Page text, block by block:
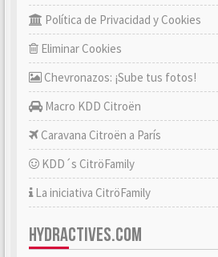
Política de Privacidad y Cookies
Eliminar Cookies
Chevronazos: ¡Sube tus fotos!
Macro KDD Citroën
Caravana Citroën a París
KDD´s CitröFamily
La iniciativa CitröFamily
HYDRACTIVES.COM